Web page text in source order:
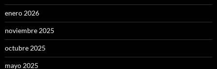
enero 2026
noviembre 2025
octubre 2025
mayo 2025